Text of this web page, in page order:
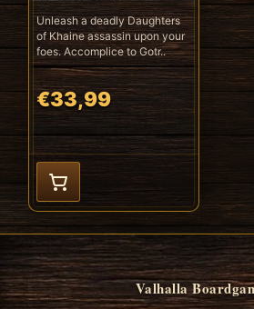
Unleash a deadly Daughters
of Khaine assassin upon your
foes. Accomplice to Gotr..
€33,99
Valhalla